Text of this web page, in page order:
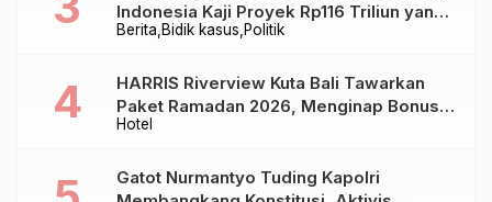
Berita Bidik kasus Politik
Indonesia Kaji Proyek Rp116 Triliun yang
Baru Sampai Bandung
Hotel
HARRIS Riverview Kuta Bali Tawarkan
Paket Ramadan 2026, Menginap Bonus
Takjil hingga Bukber Mulai Rp88.888
Gatot Nurmantyo Tuding Kapolri